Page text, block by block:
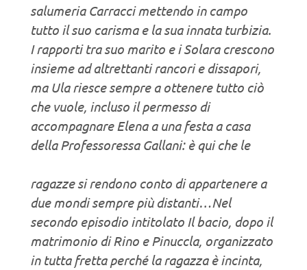
salumeria Carracci mettendo in campo
tutto il suo carisma e la sua innata turbizia.
I rapporti tra suo marito e i Solara crescono
insieme ad altrettanti rancori e dissapori,
ma Ula riesce sempre a ottenere tutto ciò
che vuole, incluso il permesso di
accompagnare Elena a una festa a casa
della Professoressa Gallani: è qui che le
ragazze si rendono conto di appartenere a
due mondi sempre più distanti…Nel
secondo episodio intitolato Il bacio, dopo il
matrimonio di Rino e Pinuccla, organizzato
in tutta fretta perché la ragazza è incinta,